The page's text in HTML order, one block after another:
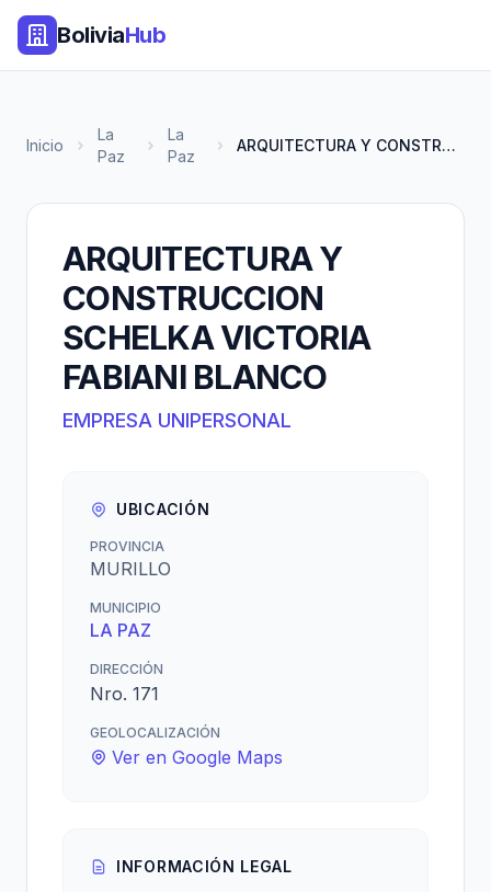
BoliviaHub
Inicio
La
Paz
La
Paz
ARQUITECTURA Y CONSTRUCCION SC...
ARQUITECTURA Y
CONSTRUCCION
SCHELKA VICTORIA
FABIANI BLANCO
EMPRESA UNIPERSONAL
UBICACIÓN
PROVINCIA
MURILLO
MUNICIPIO
LA PAZ
DIRECCIÓN
Nro. 171
GEOLOCALIZACIÓN
Ver en Google Maps
INFORMACIÓN LEGAL